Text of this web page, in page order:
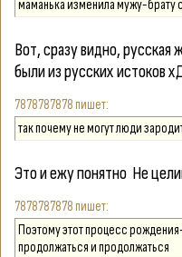
маманька изменила мужу-брату
Вот, сразу видно,
были из русских истоков
7878787878
так почему не могут люди
Это и ежу понятно Не
7878787878
Поэтому этот процесс
продолжаться и продолжаться